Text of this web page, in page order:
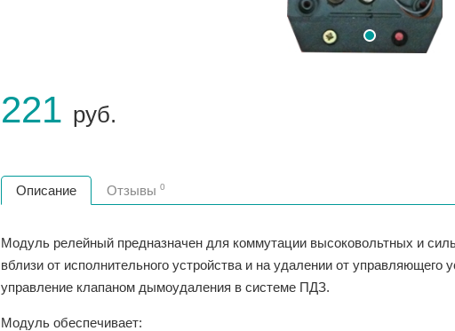
221 руб.
Описание Отзывы 0
Модуль релейный предназначен для коммутации высоковольтных и
вблизи от исполнительного устройства и на удалении от управляющего
управление клапаном дымоудаления в системе ПДЗ.
Модуль обеспечивает: